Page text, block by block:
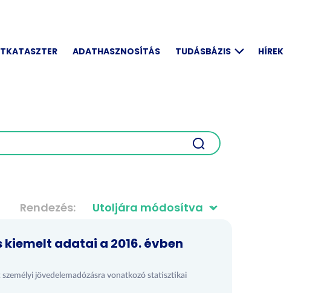
ADATHASZNOSÍTÁS TUDÁSBÁZIS HÍREK
Rendezés
adatai a 2016. évben
jövedelemadózásra vonatkozó statisztikai